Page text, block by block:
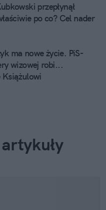
przepłynął
po co? Cel nader
ma nowe życie. PiS-
wizowej robi...